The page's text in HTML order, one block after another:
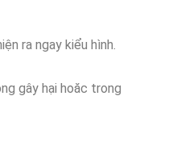
ra ngay kiểu hình.
gây hại hoăc trong